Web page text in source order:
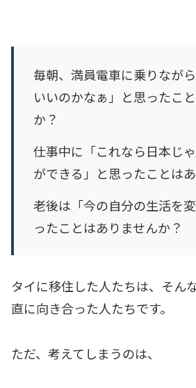
毎朝、満員電車に乗りなが
いいのかなぁ」と思ったこ
か？
仕事中に「これなら日本じ
ができる」と思ったことは
老後は「今の自分の生活を
ったことはありませんか？
タイに移住した人たちは、そん
直に向き合った人たちです。
ただ、考えてしまうのは、